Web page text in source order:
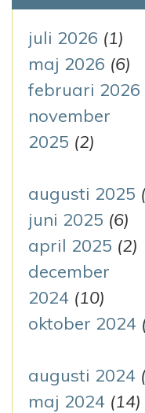
f
t
e
r
:
juli 2026 (1)
maj 2026 (6)
februari 2026
november
2025 (2)
augusti 2025
juni 2025 (6)
april 2025 (2)
december
2024 (10)
oktober 2024
augusti 2024
maj 2024 (14)